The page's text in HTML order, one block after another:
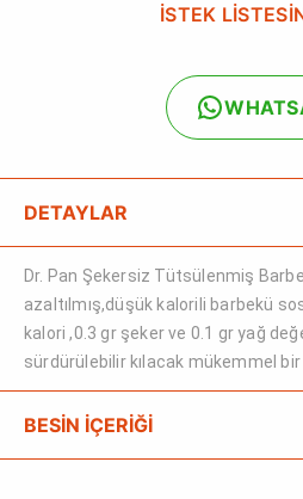
İSTEK
DETAYLAR
Dr. Pan Şekersiz Tütsülenmiş
azaltılmış,düşük kalorili barbekü
kalori ,0.3 gr şeker ve 0.1 gr yağ
sürdürülebilir kılacak mükemmel
BESİN İÇERİĞİ